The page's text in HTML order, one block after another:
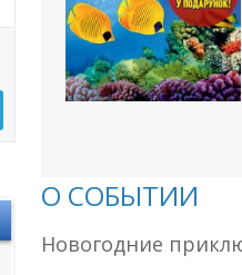
О СОБЫТИИ
Новогодние